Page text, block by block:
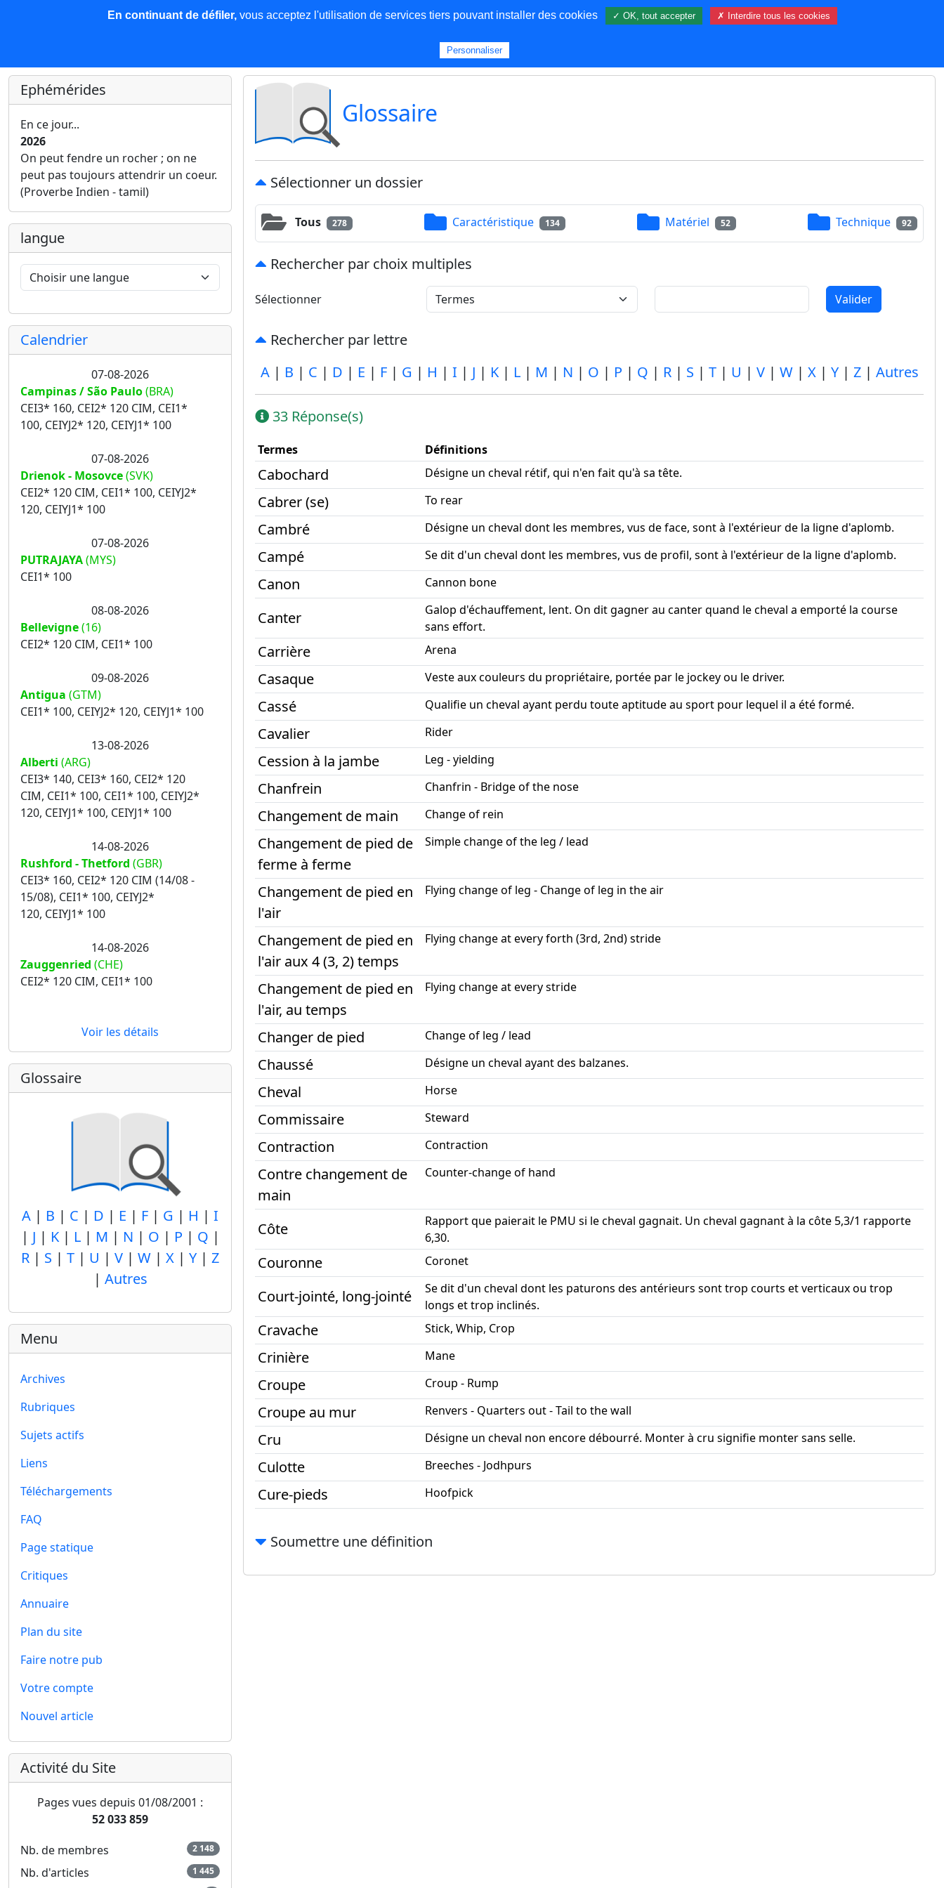
Les nouvelles Base de données Plus
Ephémérides
En ce jour...
2026
On peut fendre un rocher ; on ne
peut pas toujours attendrir un coeur.
(Proverbe Indien - tamil)
langue
Calendrier
07-08-2026
Campinas / São Paulo(BRA)
CEI3* 160, CEI2* 120 CIM, CEI1*
100, CEIYJ2* 120, CEIYJ1* 100
07-08-2026
Drienok - Mosovce(SVK)
CEI2* 120 CIM, CEI1* 100, CEIYJ2*
120, CEIYJ1* 100
07-08-2026
PUTRAJAYA(MYS)
CEI1* 100
08-08-2026
Bellevigne(16)
CEI2* 120 CIM, CEI1* 100
09-08-2026
Antigua (GTM)
CEI1* 100, CEIYJ2* 120, CEIYJ1* 100
13-08-2026
Alberti (ARG)
CEI3* 140, CEI3* 160, CEI2* 120
CIM, CEI1* 100, CEI1* 100, CEIYJ2*
120, CEIYJ1* 100, CEIYJ1* 100
14-08-2026
Rushford - Thetford (GBR)
CEI3* 160, CEI2* 120 CIM (14/08 -
15/08), CEI1* 100, CEIYJ2*
120, CEIYJ1* 100
14-08-2026
Zauggenried (CHE)
CEI2* 120 CIM, CEI1* 100
Voir les détails
Glossaire
A | B | C | D | E | F | G | H | I
| J | K| L| M | N | O | P | Q |
R | S | T | U | V | W | X | Y | Z
| Autres
Menu
Archives
Rubriques
Sujets actifs
Liens
Téléchargements
FAQ
Page statique
Critiques
Annuaire
Plan du site
Faire notre pub
Votre compte
Nouvel article
Activité du Site
Pages vues depuis 01/08/2001 :
52 033 859
Nb. de membres
2 148
Nb. d'articles 1 445
Glossaire
Sélectionner un dossier
Tous 278 Caractéristique 134 Matériel 52 Technique 92
Rechercher par choix multiples
Sélectionner Valider
Rechercher par lettre
A| B | C | D | E | F| G | H | I | J | K| L| M | N | O | P | Q | R| S | T| U | V| W| X| Y| Z| Autres
33 Réponse(s)
Termes Définitions
Cabochard Désigne un cheval rétif, qui n'en fait qu'à sa tête.
Cabrer (se) To rear
Cambré Désigne un cheval dont les membres, vus de face, sont à l'extérieur de la ligne d'aplomb.
Campé Se dit d'un cheval dont les membres, vus de profil, sont à l'extérieur de la ligne d'aplomb.
Canon Cannon bone
Canter
Galop d'échauffement, lent. On dit gagner au canter quand le cheval a emporté la course
sans effort.
Carrière Arena
Casaque Veste aux couleurs du propriétaire, portée par le jockey ou le driver.
Cassé Qualifie un cheval ayant perdu toute aptitude au sport pour lequel il a été formé.
Cavalier Rider
Cession à la jambe Leg - yielding
Chanfrein Chanfrin - Bridge of the nose
Changement de main Change of rein
Changement de pied de
ferme à ferme
Simple change of the leg / lead
Changement de pied en
l'air
Flying change of leg - Change of leg in the air
Changement de pied en
l'air aux 4 (3, 2) temps
Flying change at every forth (3rd, 2nd) stride
Changement de pied en
l'air, au temps
Flying change at every stride
Changer de pied Change of leg / lead
Chaussé Désigne un cheval ayant des balzanes.
Cheval Horse
Commissaire Steward
Contraction Contraction
Contre changement de
main
Counter-change of hand
Côte
Rapport que paierait le PMU si le cheval gagnait. Un cheval gagnant à la côte 5,3/1 rapporte
6,30.
Couronne Coronet
Court-jointé, long-jointé
Se dit d'un cheval dont les paturons des antérieurs sont trop courts et verticaux ou trop
longs et trop inclinés.
Cravache Stick, Whip, Crop
Crinière Mane
Croupe Croup - Rump
Croupe au mur Renvers - Quarters out - Tail to the wall
Cru Désigne un cheval non encore débourré. Monter à cru signifie monter sans selle.
Culotte Breeches - Jodhpurs
Cure-pieds Hoofpick
Soumettre une définition
En continuant de défiler,vous acceptez l'utilisation de services tiers pouvant installer des cookies ✓ OK, tout accepter ✗ Interdire tous les cookies
Personnaliser